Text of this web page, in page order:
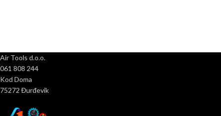
Air Tools d.o.o.
061 808 244
Kod Doma
75272 Đurđevik